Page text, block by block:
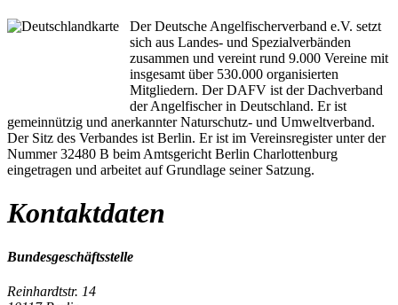
Der Deutsche Angelfischerverband e.V. setzt
sich aus Landes- und Spezialverbänden
zusammen und vereint rund 9.000 Vereine mit
insgesamt über 530.000 organisierten
Mitgliedern. Der DAFV ist der Dachverband
der Angelfischer in Deutschland. Er ist
gemeinnützig und anerkannter Naturschutz- und Umweltverband.
Der Sitz des Verbandes ist Berlin. Er ist im Vereinsregister unter der
Nummer 32480 B beim Amtsgericht Berlin Charlottenburg
eingetragen und arbeitet auf Grundlage seiner Satzung.
Kontaktdaten
Bundesgeschäftsstelle
Reinhardtstr. 14